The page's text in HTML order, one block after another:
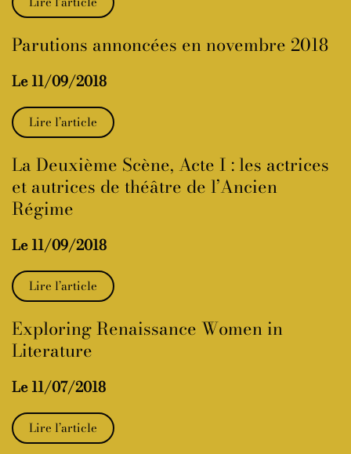
Parutions annoncées en novembre 2018
Le 11/09/2018
Lire l’article
La Deuxième Scène, Acte I : les actrices
et autrices de théâtre de l’Ancien
Régime
Le 11/09/2018
Lire l’article
Exploring Renaissance Women in
Literature
Le 11/07/2018
Lire l’article